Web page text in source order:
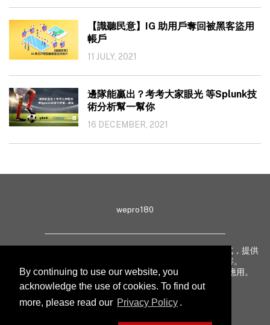
By continuing to use our website, you
acknowledge the use of cookies. To find out
more, please read our Privacy Policy .
【識聽民意】IG 助用戶奪回被黑客盜用
帳戶
11 JULY, 2021
邊隊能贏出？考考大家眼光 等Splunk技
術分析幫一幫你
16 DECEMBER, 2021
wepro180
wepro180 由 IT 業界專家組成，以生動有趣、深入淺出方式，提供
最新 IT 動態、趨勢、技術、行業熱話、專題報導等內容。
致力提升亞太地區科技知識及網絡安全意識，促進新技術應用。